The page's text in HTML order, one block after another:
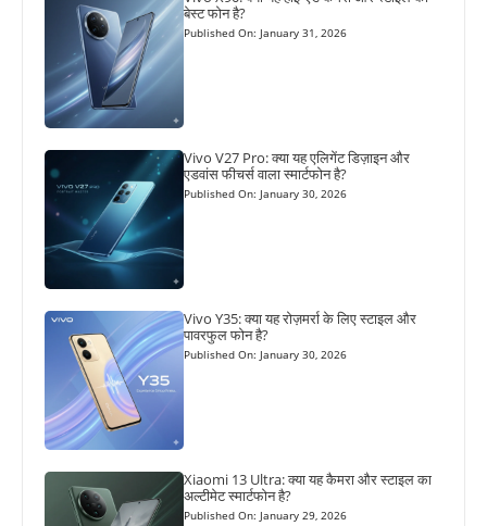
बेस्ट फोन है?
Published On: January 31, 2026
Vivo V27 Pro: क्या यह एलिगेंट डिज़ाइन और
एडवांस फीचर्स वाला स्मार्टफोन है?
Published On: January 30, 2026
Vivo Y35: क्या यह रोज़मर्रा के लिए स्टाइल और
पावरफुल फोन है?
Published On: January 30, 2026
Xiaomi 13 Ultra: क्या यह कैमरा और स्टाइल का
अल्टीमेट स्मार्टफोन है?
Published On: January 29, 2026